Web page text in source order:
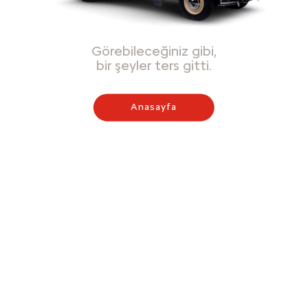
Görebileceğiniz gibi,
bir şeyler ters gitti.
Anasayfa